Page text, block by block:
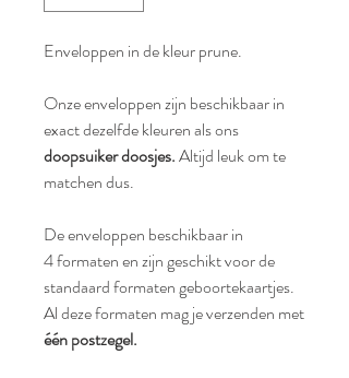
Enveloppen in de kleur prune.
Onze enveloppen zijn beschikbaar in
exact dezelfde kleuren als ons
doopsuiker doosjes.Altijd leuk om te
matchen dus.
De enveloppen beschikbaar in
4 formaten en zijn geschikt voor de
standaard formaten geboortekaartjes.
Al deze formaten mag je verzenden met
één postzegel.